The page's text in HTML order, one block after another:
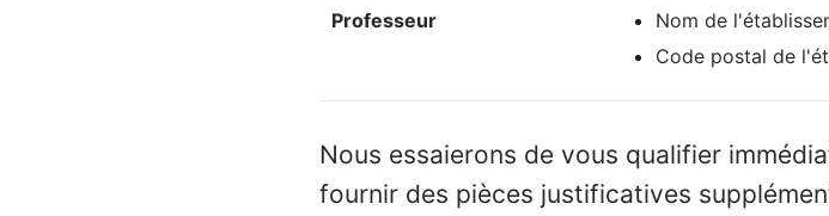
Professeur
Nom de
Code postal de
Nous essaierons de vous qualifier
fournir des pièces justificatives